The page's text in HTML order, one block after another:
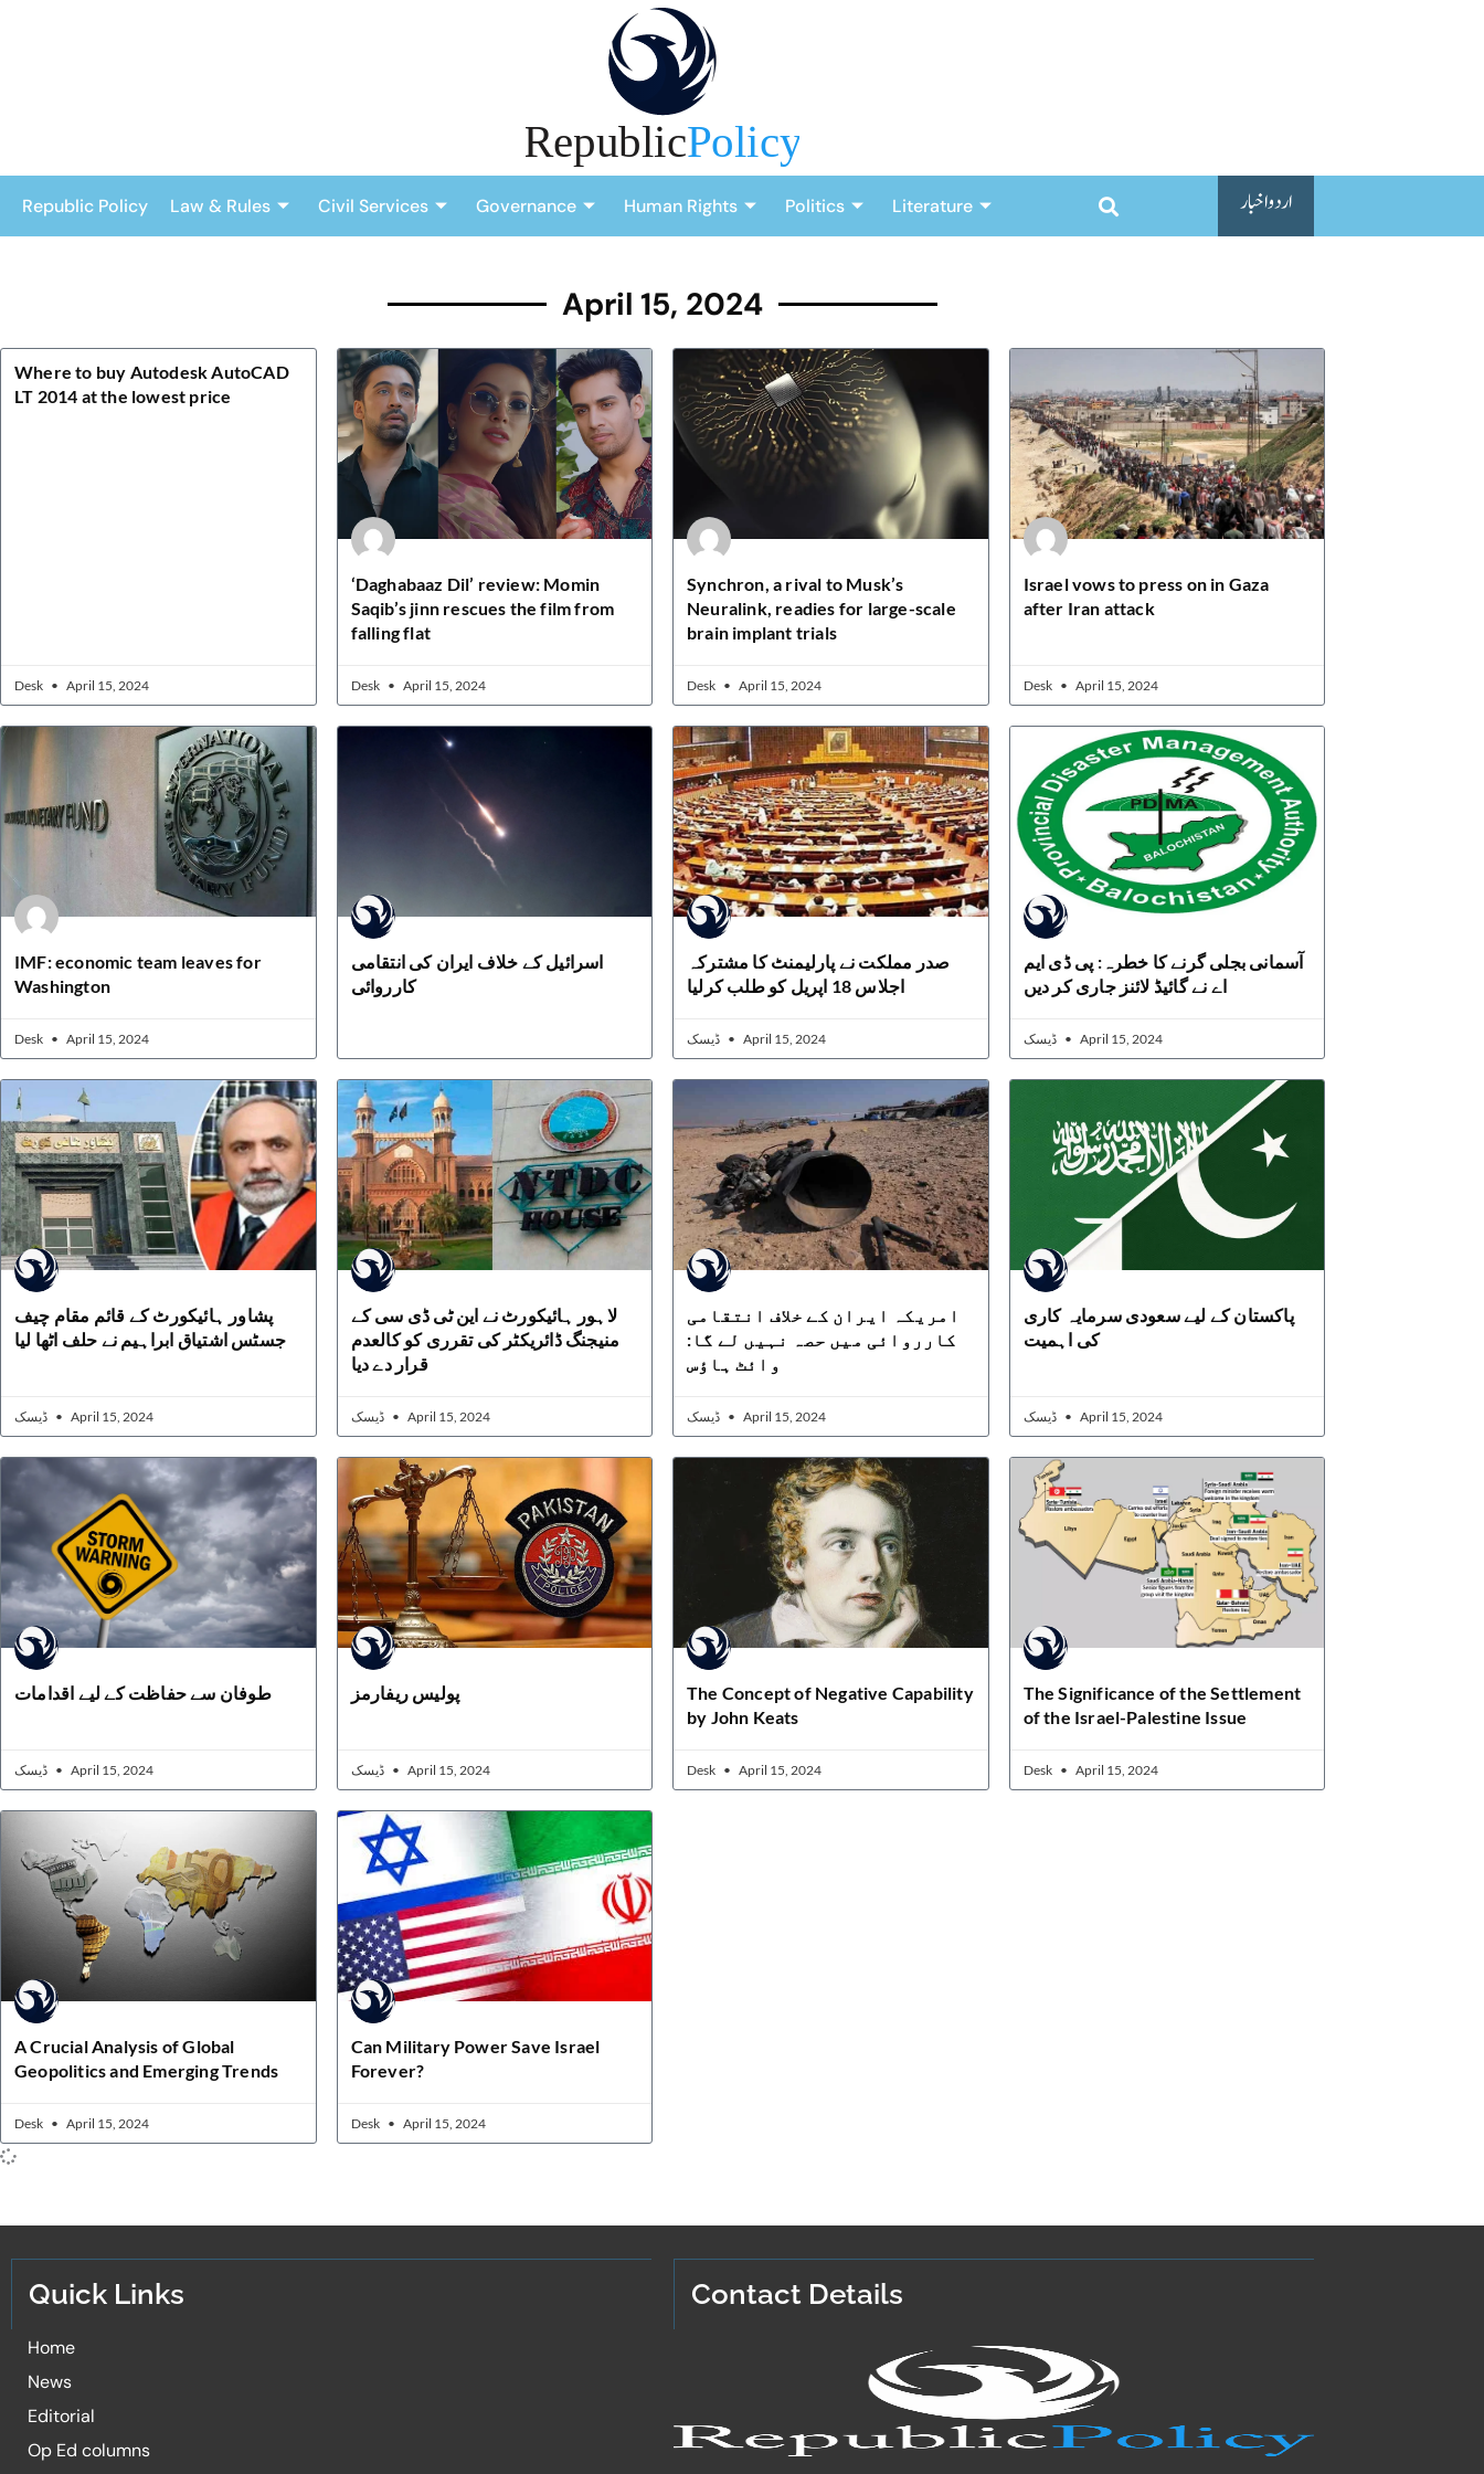
Republic Policy Law & Rules Civil Services Governance Human Rights Politics Literature اردو اخبار
April 15, 2024
Where to buy Autodesk AutoCAD
LT 2014 at the lowest price
Desk April 15, 2024
‘Daghabaaz Dil’ review: Momin
Saqib’s jinn rescues the film from
falling flat
Desk April 15, 2024
Synchron, a rival to Musk’s
Neuralink, readies for large-scale
brain implant trials
Desk April 15, 2024
Israel vows to press on in Gaza
after Iran attack
Desk April 15, 2024
IMF: economic team leaves for
Washington
Desk April 15, 2024
اسرائیل کے خلاف ایران کی انتقامی
کارروائی
صدر مملکت نے پارلیمنٹ کا مشترکہ
اجلاس 18 اپریل کو طلب کرلیا
April 15, 2024
آسمانی بجلی گرنے کا خطرہ: پی ڈی ایم
اے نے گائیڈ لائنز جاری کر دیں
ڈیسک April 15, 2024
پشاور ہائیکورٹ کے قائم مقام چیف
جسٹس اشتیاق ابراہیم نے حلف اٹھا لیا
April 15, 2024
لاہور ہائیکورٹ نے این ٹی ڈی سی کے
منیجنگ ڈائریکٹر کی تقرری کو کالعدم
قرار دے دیا
ڈیسک April 15, 2024
امریکہ ایران کے خلاف انتقامی
کارروائی میں حصہ نہیں لے گا:
وائٹ ہاؤس
April 15, 2024
پاکستان کے لیے سعودی سرمایہ کاری
کی اہمیت
ڈیسک April 15, 2024
طوفان سے حفاظت کے لیے اقدامات
April 15, 2024
پولیس ریفارمز
ڈیسک April 15, 2024
The Concept of Negative Capability
by John Keats
Desk April 15, 2024
The Significance of the Settlement
of the Israel-Palestine Issue
Desk April 15, 2024
A Crucial Analysis of Global
Geopolitics and Emerging Trends
Desk April 15, 2024
Can Military Power Save Israel
Forever?
Desk April 15, 2024
Quick Links
Home
News
Editorial
Op Ed columns
Contact Details